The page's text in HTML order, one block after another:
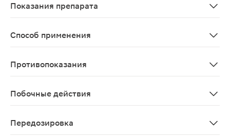
Показания препарата
Способ применения
Противопоказания
Побочные действия
Передозировка